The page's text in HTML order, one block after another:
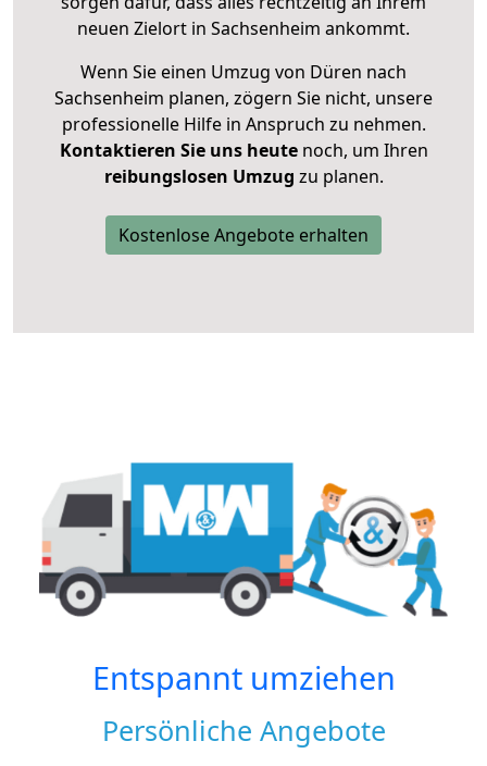
neuen Zielort in Sachsenheim ankommt.
Wenn Sie einen Umzug von Düren nach
Sachsenheim planen, zögern Sie nicht, unsere
professionelle Hilfe in Anspruch zu nehmen.
Kontaktieren Sie uns heutenoch, um Ihren
reibungslosen Umzug zu planen.
Kostenlose Angebote erhalten
Entspannt umziehen
Persönliche Angebote